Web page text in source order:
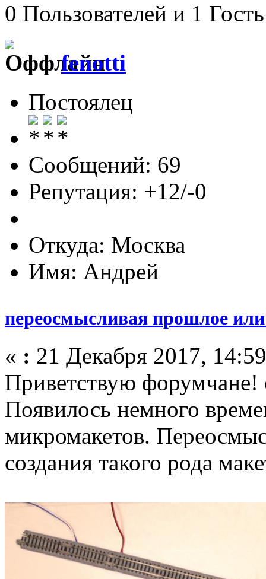
0 Пользователей и 1
fenotti
Постоялец
Сообщений: 69
Репутация: +12/-0
Откуда: Москва
Имя: Андрей
переосмысливая прошлое
« : 21 Декабря 2017,
Приветствую
Появилось немного
микромакетов.
создания такого рода